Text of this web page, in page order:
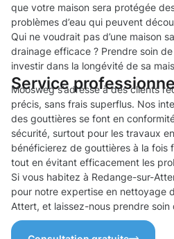
que votre maison sera protégée
problèmes d’eau qui peuvent
Qui ne voudrait pas d’une maison
drainage efficace ? Prendre soin
investir dans la longévité de sa
Service
Moosweg s’adresse à des clients
précis, sans frais superflus. Nos
des gouttières se font en
sécurité, surtout pour les travaux
bénéficierez de gouttières à la fois
tout en évitant efficacement les
Si vous habitez à Redange-sur-
pour notre expertise en nettoyage
Attert, et laissez-nous prendre soin